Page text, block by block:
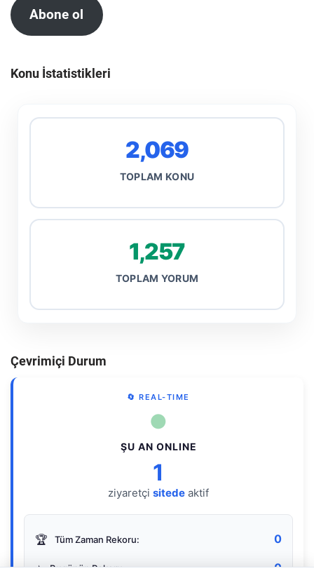
Abone ol
Konu İstatistikleri
2,069
TOPLAM KONU
1,257
TOPLAM YORUM
Çevrimiçi Durum
🔄 REAL-TIME
●
ŞU AN ONLINE
1
ziyaretçi sitede aktif
🏆 Tüm Zaman Rekoru: 0
⭐ Bugünün Rekoru: 0